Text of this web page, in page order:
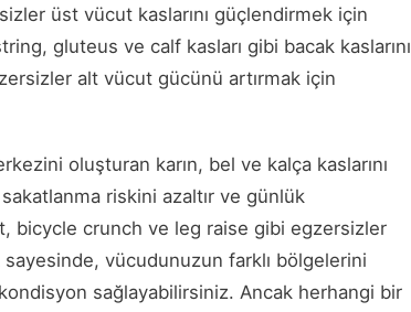
üst vücut kaslarını güçlendirmek için
gluteus ve calf kasları gibi bacak kaslarını
alt vücut gücünü artırmak için
oluşturan karın, bel ve kalça kaslarını
riskini azaltır ve günlük
bicycle crunch ve leg raise gibi egzersizler
vücudunuzun farklı bölgelerini
sağlayabilirsiniz. Ancak herhangi bir